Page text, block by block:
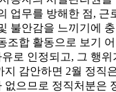
업무를 방해한 점, 근
불안감을 느끼기에
조합 활동으로 보기
로 인정되고, 그 행위
지 감안하면 2월 정직
없으므로 정직처분은